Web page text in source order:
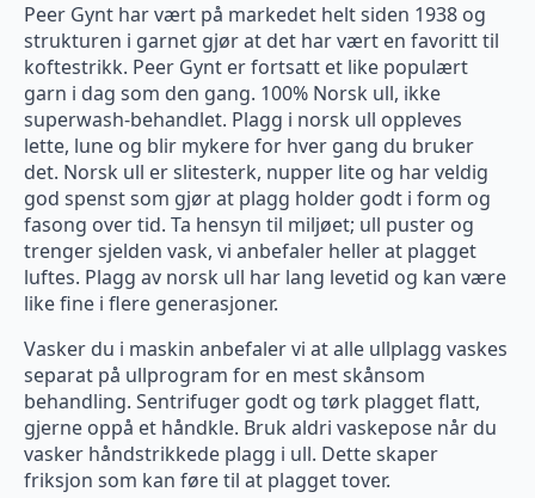
Peer Gynt har vært på markedet helt siden 1938 og
strukturen i garnet gjør at det har vært en favoritt til
koftestrikk. Peer Gynt er fortsatt et like populært
garn i dag som den gang. 100% Norsk ull, ikke
superwash-behandlet. Plagg i norsk ull oppleves
lette, lune og blir mykere for hver gang du bruker
det. Norsk ull er slitesterk, nupper lite og har veldig
god spenst som gjør at plagg holder godt i form og
fasong over tid. Ta hensyn til miljøet; ull puster og
trenger sjelden vask, vi anbefaler heller at plagget
luftes. Plagg av norsk ull har lang levetid og kan være
like fine i flere generasjoner.
Vasker du i maskin anbefaler vi at alle ullplagg vaskes
separat på ullprogram for en mest skånsom
behandling. Sentrifuger godt og tørk plagget flatt,
gjerne oppå et håndkle. Bruk aldri vaskepose når du
vasker håndstrikkede plagg i ull. Dette skaper
friksjon som kan føre til at plagget tover.